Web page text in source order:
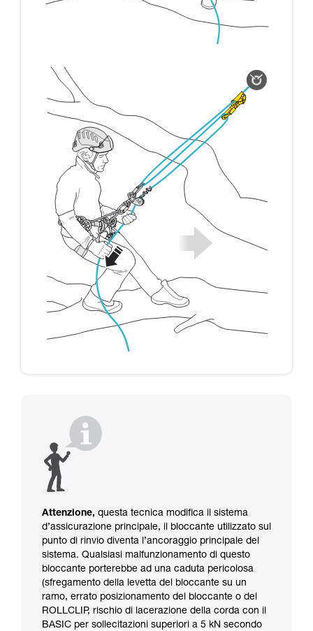
Attenzione, questa tecnica modifica il sistema
d’assicurazione principale, il bloccante utilizzato sul
punto di rinvio diventa l’ancoraggio principale del
sistema. Qualsiasi malfunzionamento di questo
bloccante porterebbe ad una caduta pericolosa
(sfregamento della levetta del bloccante su un
ramo, errato posizionamento del bloccante o del
ROLLCLIP, rischio di lacerazione della corda con il
BASIC per sollecitazioni superiori a 5 kN secondo